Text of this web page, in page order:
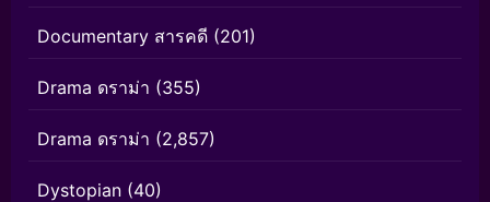
Documentary สารคดี (201)
Drama ดราม่า (355)
Drama ดราม่า (2,857)
Dystopian (40)